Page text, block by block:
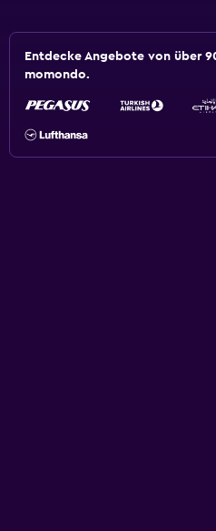
Entdecke Angebote von über
momondo.